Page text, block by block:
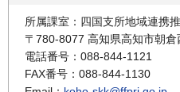
所属課室：四国支所地域連携
〒780-8077 高知県高知市朝
電話番号：088-844-1121
FAX番号：088-844-1130